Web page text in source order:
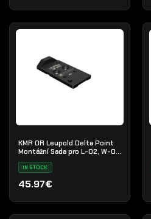
KMR OR Leupold Delta Point
Montážní Sada pro L-02, W-02
Ocel Černý
IN STOCK
45.97€